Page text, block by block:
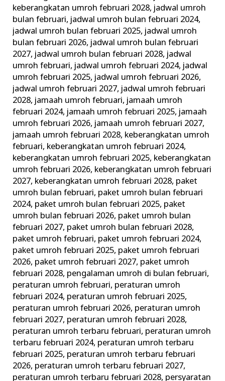
keberangkatan umroh februari 2028, jadwal umroh
bulan februari, jadwal umroh bulan februari 2024,
jadwal umroh bulan februari 2025, jadwal umroh
bulan februari 2026, jadwal umroh bulan februari
2027, jadwal umroh bulan februari 2028, jadwal
umroh februari, jadwal umroh februari 2024, jadwal
umroh februari 2025, jadwal umroh februari 2026,
jadwal umroh februari 2027, jadwal umroh februari
2028, jamaah umroh februari, jamaah umroh
februari 2024, jamaah umroh februari 2025, jamaah
umroh februari 2026, jamaah umroh februari 2027,
jamaah umroh februari 2028, keberangkatan umroh
februari, keberangkatan umroh februari 2024,
keberangkatan umroh februari 2025, keberangkatan
umroh februari 2026, keberangkatan umroh februari
2027, keberangkatan umroh februari 2028, paket
umroh bulan februari, paket umroh bulan februari
2024, paket umroh bulan februari 2025, paket
umroh bulan februari 2026, paket umroh bulan
februari 2027, paket umroh bulan februari 2028,
paket umroh februari, paket umroh februari 2024,
paket umroh februari 2025, paket umroh februari
2026, paket umroh februari 2027, paket umroh
februari 2028, pengalaman umroh di bulan februari,
peraturan umroh februari, peraturan umroh
februari 2024, peraturan umroh februari 2025,
peraturan umroh februari 2026, peraturan umroh
februari 2027, peraturan umroh februari 2028,
peraturan umroh terbaru februari, peraturan umroh
terbaru februari 2024, peraturan umroh terbaru
februari 2025, peraturan umroh terbaru februari
2026, peraturan umroh terbaru februari 2027,
peraturan umroh terbaru februari 2028, persyaratan